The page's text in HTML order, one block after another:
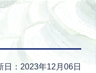
日：2023年12月06日